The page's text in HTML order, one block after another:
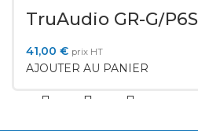
TruAudio GR-G/P6S
41,00 € prix HT
AJOUTER AU PANIER